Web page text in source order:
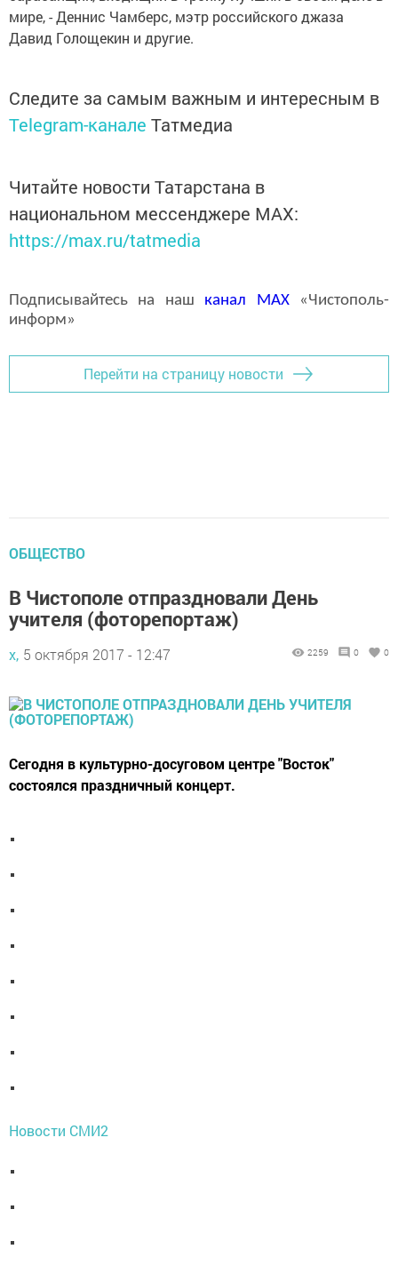
мире, - Деннис Чамберс, мэтр российского джаза
Давид Голощекин и другие.
Следите за самым важным и интересным в
Telegram-канале Татмедиа
Читайте новости Татарстана в
национальном мессенджере MАХ:
https://max.ru/tatmedia
Подписывайтесь на наш канал MAX«Чистополь-
информ»
Перейти на страницу новости
ОБЩЕСТВО
В Чистополе отпраздновали День
учителя (фоторепортаж)
х, 5 октября 2017 - 12:47 2259 0 0
Сегодня в культурно-досуговом центре "Восток"
состоялся праздничный концерт.
Новости СМИ2